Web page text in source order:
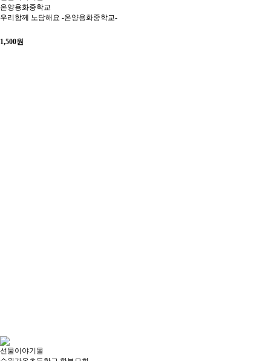
온양용화중학교
우리함께 노담해요 -온양용화중학교-
1,500원
선물이야기몰